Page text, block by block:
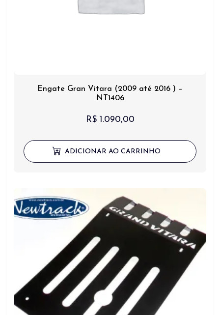
Engate Gran Vitara (2009 até 2016 ) –
NT1406
R$1.090,00
ADICIONAR AO CARRINHO